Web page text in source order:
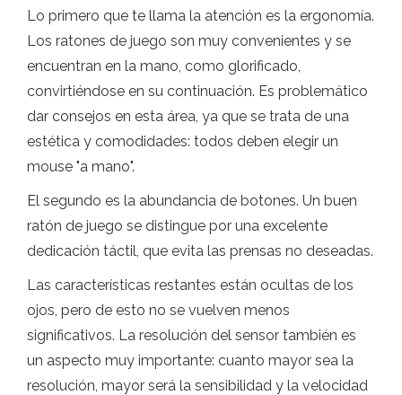
Lo primero que te llama la atención es la ergonomía.
Los ratones de juego son muy convenientes y se
encuentran en la mano, como glorificado,
convirtiéndose en su continuación. Es problemático
dar consejos en esta área, ya que se trata de una
estética y comodidades: todos deben elegir un
mouse "a mano".
El segundo es la abundancia de botones. Un buen
ratón de juego se distingue por una excelente
dedicación táctil, que evita las prensas no deseadas.
Las características restantes están ocultas de los
ojos, pero de esto no se vuelven menos
significativos. La resolución del sensor también es
un aspecto muy importante: cuanto mayor sea la
resolución, mayor será la sensibilidad y la velocidad